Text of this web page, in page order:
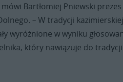
Bartłomiej Pniewski prezes
– W tradycji
wyróżnione w wyniku
który nawiązuje do tradycji